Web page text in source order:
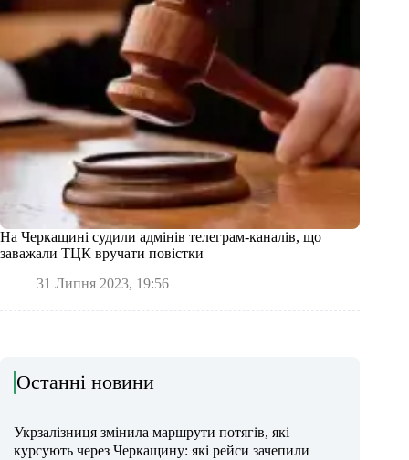
На Черкащині судили адмінів телеграм-каналів, що
заважали ТЦК вручати повістки
31 Липня 2023, 19:56
Останні новини
Укрзалізниця змінила маршрути потягів, які
курсують через Черкащину: які рейси зачепили